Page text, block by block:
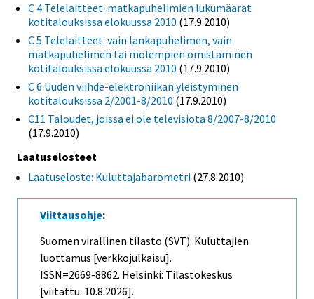
C 4 Telelaitteet: matkapuhelimien lukumäärät
kotitalouksissa elokuussa 2010 (17.9.2010)
C 5 Telelaitteet: vain lankapuhelimen, vain
matkapuhelimen tai molempien omistaminen
kotitalouksissa elokuussa 2010 (17.9.2010)
C 6 Uuden viihde-elektroniikan yleistyminen
kotitalouksissa 2/2001-8/2010 (17.9.2010)
C11 Taloudet, joissa ei ole televisiota 8/2007-8/2010
(17.9.2010)
Laatuselosteet
Laatuseloste: Kuluttajabarometri (27.8.2010)
Viittausohje:
Suomen virallinen tilasto (SVT): Kuluttajien
luottamus [verkkojulkaisu].
ISSN=2669-8862. Helsinki: Tilastokeskus
[viitattu: 10.8.2026].